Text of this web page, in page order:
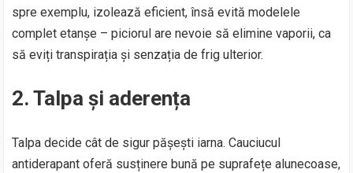
spre exemplu, izolează eficient, însă evită modelele
complet etanșe – piciorul are nevoie să elimine vaporii, ca
să eviți transpirația și senzația de frig ulterior.
2. Talpa și aderența
Talpa decide cât de sigur pășești iarna. Cauciucul
antiderapant oferă susținere bună pe suprafețe alunecoase,